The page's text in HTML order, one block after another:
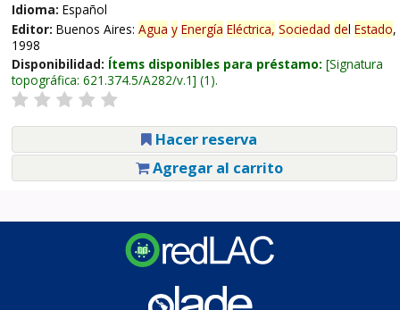
Idioma: Español
Editor: Buenos Aires: Agua y Energía Eléctrica, Sociedad del Estado,
1998
Disponibilidad: Ítems disponibles para préstamo: Signatura
topográfica: 621.374.5/A282/v.1 (1).
Hacer reserva
Agregar al carrito